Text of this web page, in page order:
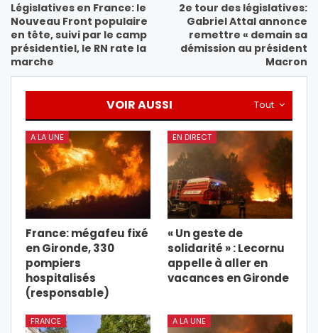
Législatives en France: le
Nouveau Front populaire
en tête, suivi par le camp
présidentiel, le RN rate la
marche
2e tour des législatives:
Gabriel Attal annonce
remettre « demain sa
démission au président
Macron
Tout
VOIR AUSSI
A LA UNE
France: mégafeu fixé
en Gironde, 330
pompiers
hospitalisés
(responsable)
EN DIRECT
« Un geste de
solidarité » : Lecornu
appelle à aller en
vacances en Gironde
FRANCE A LA UNE